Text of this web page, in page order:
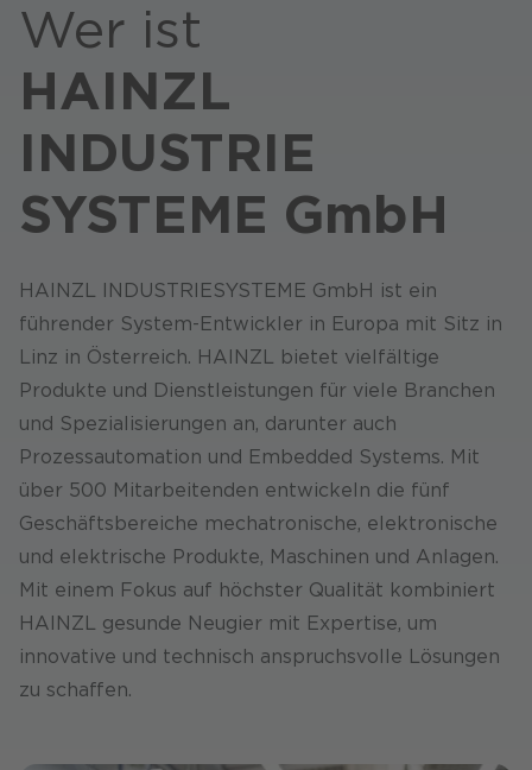
Karriere
Wer ist
HAINZL
INDUSTRIE
SYSTEME GmbH
HAINZL INDUSTRIESYSTEME GmbH ist ein
führender System-Entwickler in Europa mit Sitz in
Linz in Österreich. HAINZL bietet vielfältige
Produkte und Dienstleistungen für viele Branchen
und Spezialisierungen an, darunter auch
Prozessautomation und Embedded Systems. Mit
über 500 Mitarbeitenden entwickeln die fünf
Geschäftsbereiche mechatronische, elektronische
und elektrische Produkte, Maschinen und Anlagen.
Mit einem Fokus auf höchster Qualität kombiniert
HAINZL gesunde Neugier mit Expertise, um
innovative und technisch anspruchsvolle Lösungen
zu schaffen.